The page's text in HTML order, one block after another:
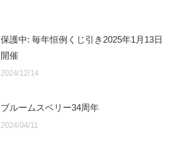
保護中: 毎年恒例くじ引き2025年1月13日
開催
2024/12/14
ブルームスベリー34周年
2024/04/11